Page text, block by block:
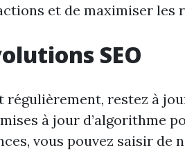
et de maximiser les
SEO
régulièrement, restez à
à jour d’algorithme
vous pouvez saisir de